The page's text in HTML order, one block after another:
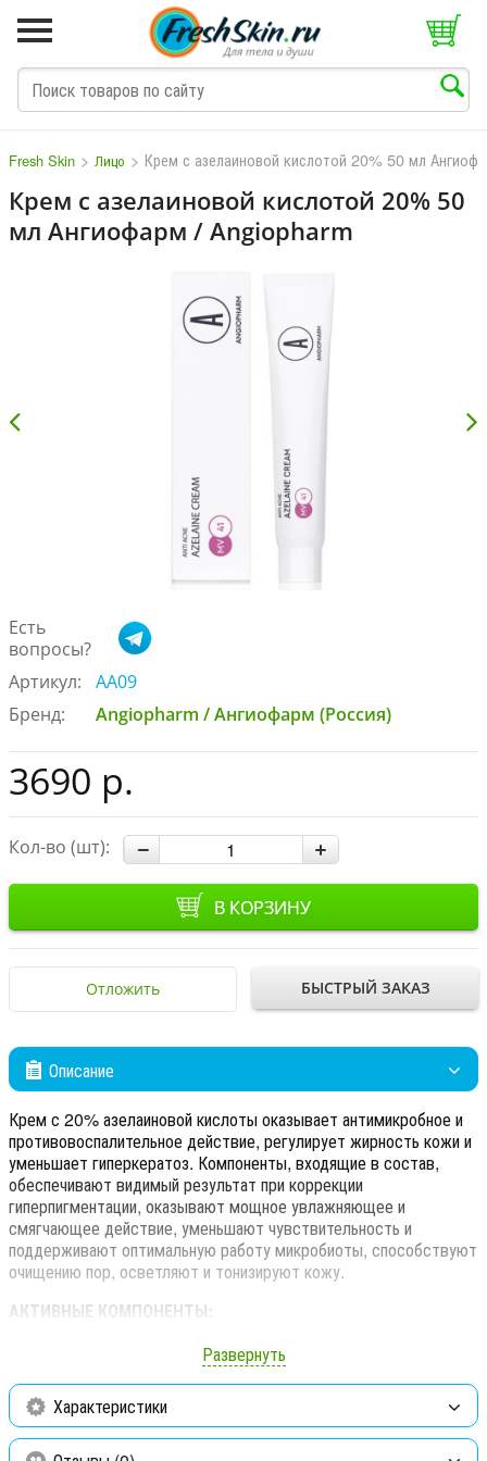
Fresh Skin > Лицо > Крем с азелаиновой кислотой 20% 50 мл
Крем с азелаиновой кислотой 20% 50
мл Ангиофарм / Angiopharm
Есть
вопросы?
Артикул:
AA09
Бренд:
Angiopharm / Ангиофарм (Россия)
3690 р.
Кол-во (шт):
В КОРЗИНУ
Отложить БЫСТРЫЙ ЗАКАЗ
Описание
Крем с 20% азелаиновой кислоты оказывает антимикробное и
противовоспалительное действие, регулирует жирность кожи и
уменьшает гиперкератоз. Компоненты, входящие в состав,
обеспечивают видимый результат при коррекции
гиперпигментации, оказывают мощное увлажняющее и
смягчающее действие, уменьшают чувствительность и
поддерживают оптимальную работу микробиоты, способствуют
очищению пор, осветляют и тонизируют кожу.
АКТИВНЫЕ КОМПОНЕНТЫ:
снижает себопродукцию, оказывает
антимикробное и противовоспалительное действие, угнетает
рост Cutibacterium acnes, ингибирует фермент 5а редуктаза,
обладает кератолитическими свойствами, уменьшает
образование комедонов и устраняет гиперкератоз. Обладает
Развернуть
Характеристики